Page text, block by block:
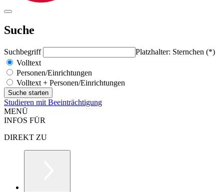
Suche
Suchbegriff
Platzhalter: Sternchen (*)
Volltext
Personen/Einrichtungen
Volltext + Personen/Einrichtungen
Studieren mit Beeinträchtigung
MENÜ
INFOS FÜR
DIREKT ZU